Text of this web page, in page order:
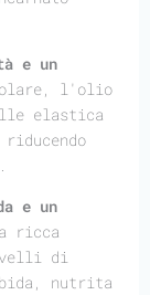
e un
l'olio
elastica
e un
ricca
di
nutrita